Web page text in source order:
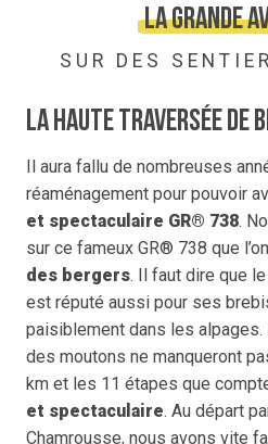
La grande
SUR DES
La Haute traversée de
Il aura fallu de nombreuses
réaménagement pour pouvoir
et spectaculaire GR® 738.
sur ce fameux GR® 738 que
des bergers. Il faut dire que
est réputé aussi pour ses
paisiblement dans les
des moutons ne manqueront
km et les 11 étapes que
et spectaculaire. Au départ
Chamrousse, nous avons vite